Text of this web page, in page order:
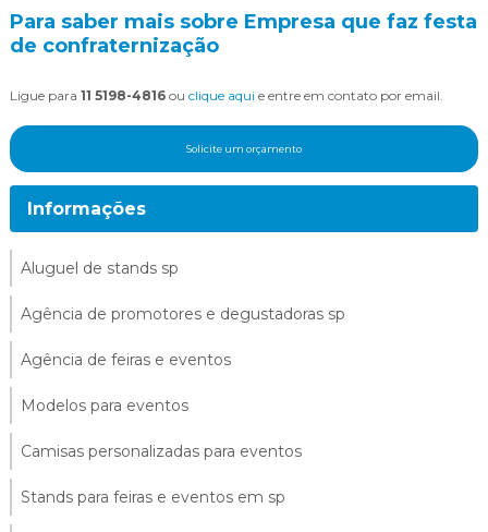
Para saber mais sobre Empresa que faz festa
de confraternização
Ligue para 11 5198-4816 ou clique aqui e entre em contato por email.
Solicite um orçamento
Informações
Aluguel de stands sp
Agência de promotores e degustadoras sp
Agência de feiras e eventos
Modelos para eventos
Camisas personalizadas para eventos
Stands para feiras e eventos em sp